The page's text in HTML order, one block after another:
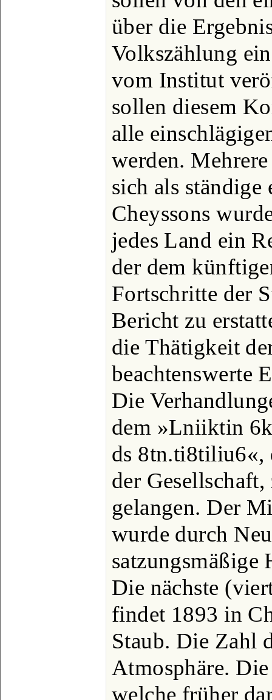
über die
Volkszählung
vom Institut
sollen diesem
alle
werden.
sich als
Cheyssons
jedes Land ein
der dem
Fortschritte der
Bericht zu
die Thätigkeit
beachtenswerte
Die
dem »Lniiktin
ds 8tn.ti8tiliu6«,
der
gelangen. Der
wurde durch
satzungsmäßige
Die nächste
findet 1893 in
Staub. Die Zahl
Atmosphäre.
welche früher